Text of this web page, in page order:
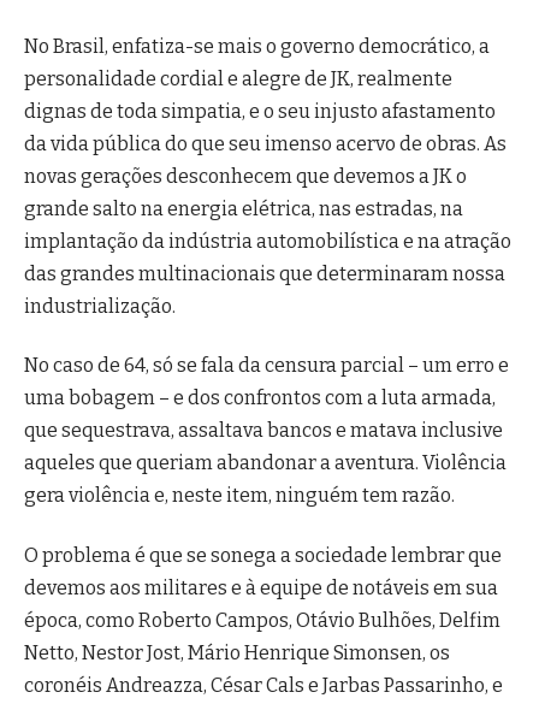
No Brasil, enfatiza-se mais o governo democrático, a
personalidade cordial e alegre de JK, realmente
dignas de toda simpatia, e o seu injusto afastamento
da vida pública do que seu imenso acervo de obras. As
novas gerações desconhecem que devemos a JK o
grande salto na energia elétrica, nas estradas, na
implantação da indústria automobilística e na atração
das grandes multinacionais que determinaram nossa
industrialização.
No caso de 64, só se fala da censura parcial – um erro e
uma bobagem – e dos confrontos com a luta armada,
que sequestrava, assaltava bancos e matava inclusive
aqueles que queriam abandonar a aventura. Violência
gera violência e, neste item, ninguém tem razão.
O problema é que se sonega a sociedade lembrar que
devemos aos militares e à equipe de notáveis em sua
época, como Roberto Campos, Otávio Bulhões, Delfim
Netto, Nestor Jost, Mário Henrique Simonsen, os
coronéis Andreazza, César Cals e Jarbas Passarinho, e